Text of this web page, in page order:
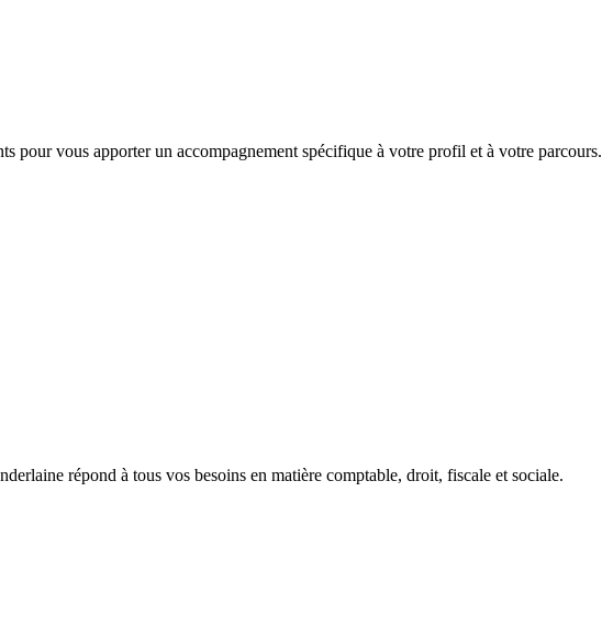
pour vous apporter un accompagnement spécifique à votre profil et à votre parcours.
répond à tous vos besoins en matière comptable, droit, fiscale et sociale.